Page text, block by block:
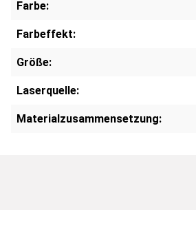
Farbe:
Farbeffekt:
Größe:
Laserquelle:
Materialzusammensetzung: